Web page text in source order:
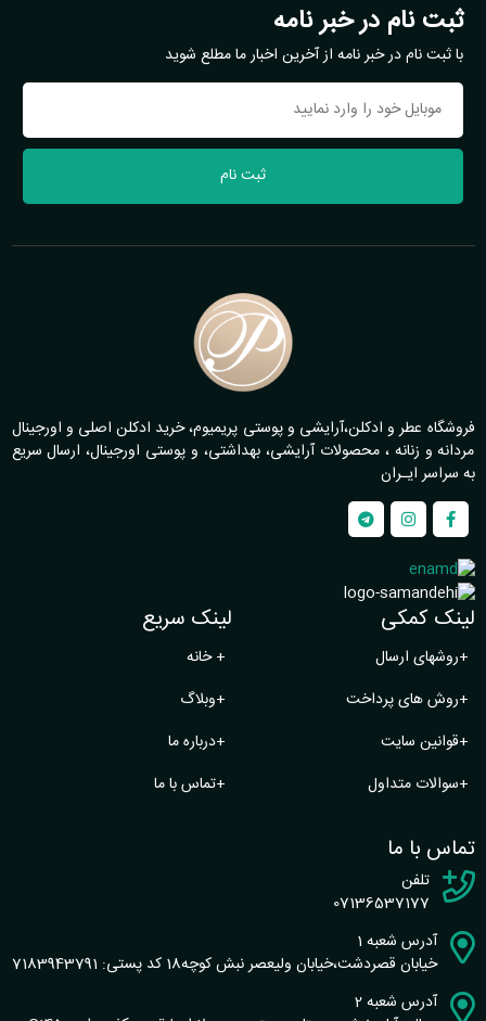
ثبت نام در خبر نامه
با ثبت نام در خبر نامه از آخرین اخبار ما مطلع شوید
ثبت نام
فروشگاه عطر و ادکلن،آرایشی و پوستی پریمیوم، خرید ادکلن اصلی و اورجینال
مردانه و زنانه ، محصولات آرایشی، بهداشتی، و پوستی اورجینال، ارسال سریع
به سراسر ایـران
لینک کمکی
+روشهای ارسال
+روش های پرداخت
+قوانین سایت
+سوالات متداول
لینک سریع
+خانه
+وبلاگ
+درباره ما
+تماس با ما
تماس با ما
تلفن
07136537177
آدرس شعبه 1
خیابان قصردشت،خیابان ولیعصر نبش کوچه18 کد پستی: 7183943791
آدرس شعبه 2